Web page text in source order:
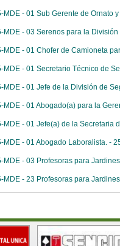
- 01 Sub Gerente de Ornato
- 03 Serenos para la
- 01 Chofer de Camioneta
- 01 Secretario Técnico de
- 01 Jefe de la División de
- 01 Abogado(a) para la
- 01 Jefe(a) de la
- 01 Abogado Laboralista. -
- 03 Profesoras para
- 23 Profesoras para